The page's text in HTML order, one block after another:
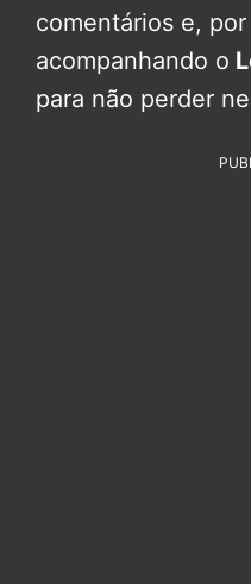
comentários e,
acompanhando o
para não perder